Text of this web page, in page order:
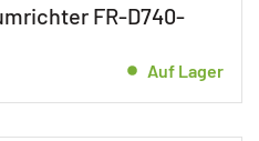
FR-D740-
Auf Lager